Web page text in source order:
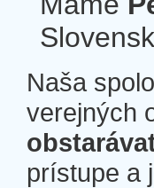
Naša
verejných
prístupe a